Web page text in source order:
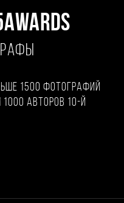
1500 фотографий
авторов 10-й